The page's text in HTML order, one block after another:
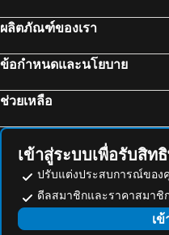
ไอเฮาส์เชียงราย
The White House P&N Hotel Chiang Rai
Chiangrai Central
Central Guesthouse Chiang Rai
บ้านนอนเพลิน
Baan Baramee House
Memory Residence
เชียงใหม่เทรคกิ้ง
วนอุทยานภูชี้ฟ้า
Chiang Saen Port
ผลิตภัณฑ์ของเรา
ข้อกำหนดและนโยบาย
ช่วยเหลือ
เข้าสู่ระบบเพื่อรับสิท
ปรับแต่งประสบการณ์ขอ
ดีลสมาชิกและราคาสมาชิ
เ